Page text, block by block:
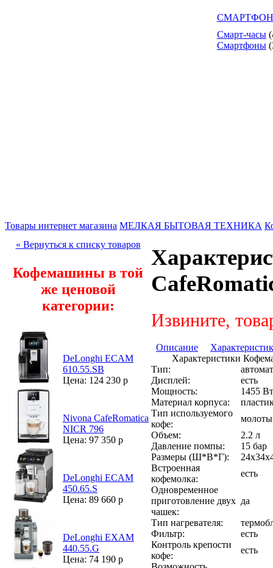
Смарт-часы
Смартфоны
Товары интернет магазина МЕЛКАЯ БЫТОВАЯ ТЕХНИКА
« Вернуться к списку товаров
Кофемашины в той
же ценовой
категории:
DeLonghi ECAM
610.55.SB
Цена: 124 230 р
Nivona CafeRomatica
NICR 796
Цена: 97 350 р
DeLonghi ECAM
450.65.S
Цена: 89 660 р
DeLonghi EXAM
440.55.G
Цена: 74 190 р
Извините,
Описание
Характеристики
Тип:
Дисплей:
есть
Мощность:
1455 Вт
Материал корпуса:
Тип используемого
кофе:
Объем:
2.2 л
Давление помпы:
15 бар
Размеры (Ш*В*Г):
Встроенная
кофемолка:
есть
Одновременное
приготовление двух
чашек:
да
Тип нагревателя:
Фильтр:
есть
Контроль крепости
кофе:
есть